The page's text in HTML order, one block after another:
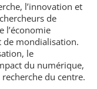
l’innovation et
de
l’économie
de mondialisation.
le
du numérique,
du centre.